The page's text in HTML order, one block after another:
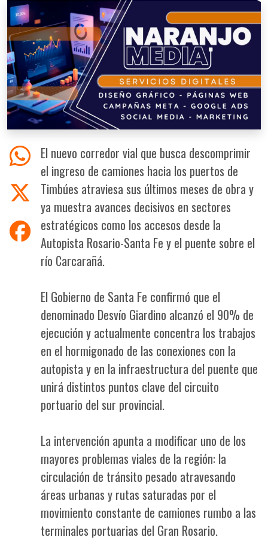
El nuevo corredor vial que busca descomprimir
el ingreso de camiones hacia los puertos de
Timbúes atraviesa sus últimos meses de obra y
ya muestra avances decisivos en sectores
estratégicos como los accesos desde la
Autopista Rosario-Santa Fe y el puente sobre el
río Carcarañá.
El Gobierno de Santa Fe confirmó que el
denominado Desvío Giardino alcanzó el 90% de
ejecución y actualmente concentra los trabajos
en el hormigonado de las conexiones con la
autopista y en la infraestructura del puente que
unirá distintos puntos clave del circuito
portuario del sur provincial.
La intervención apunta a modificar uno de los
mayores problemas viales de la región: la
circulación de tránsito pesado atravesando
áreas urbanas y rutas saturadas por el
movimiento constante de camiones rumbo a las
terminales portuarias del Gran Rosario.